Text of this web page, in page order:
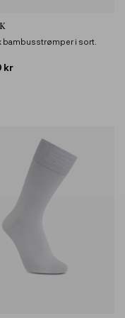
bambusstrømper i sort.
kr